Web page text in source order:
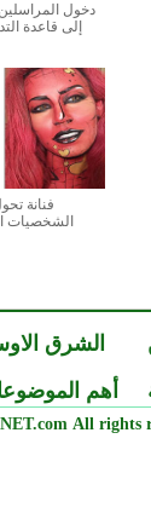
دخول
إلى قاعدة
فنانة
الشخصيات
الشرق
أهم
All rights